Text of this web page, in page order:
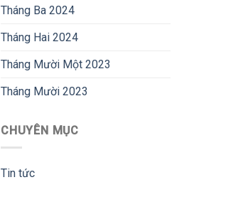
Tháng Ba 2024
Tháng Hai 2024
Tháng Mười Một 2023
Tháng Mười 2023
CHUYÊN MỤC
Tin tức